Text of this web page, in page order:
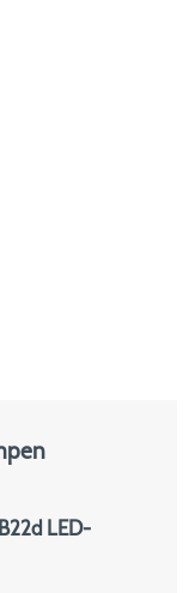
LED-